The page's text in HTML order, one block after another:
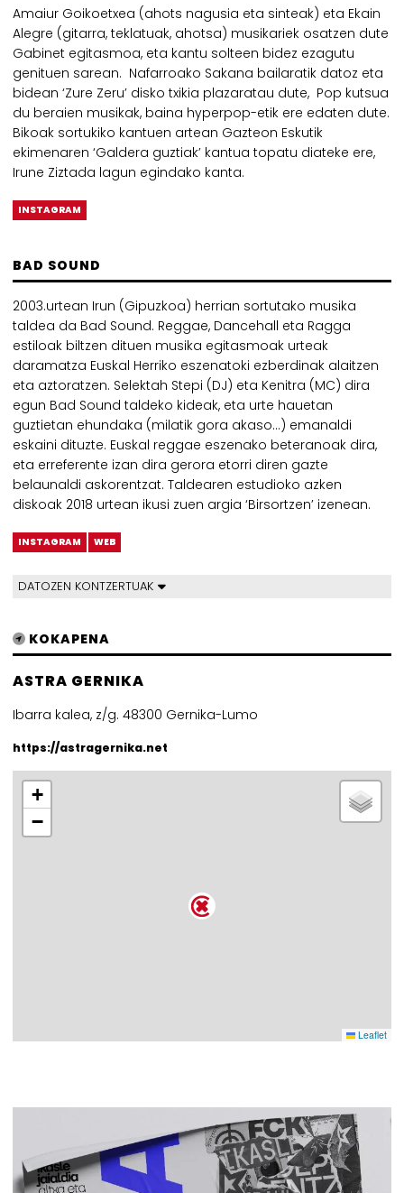
Amaiur Goikoetxea (ahots nagusia eta sinteak) eta Ekain
Alegre (gitarra, teklatuak, ahotsa) musikariek osatzen dute
Gabinet egitasmoa, eta kantu solteen bidez ezagutu
genituen sarean. Nafarroako Sakana bailaratik datoz eta
bidean ‘Zure Zeru’ disko txikia plazaratau dute, Pop kutsua
du beraien musikak, baina hyperpop-etik ere edaten dute.
Bikoak sortukiko kantuen artean Gazteon Eskutik
ekimenaren ‘Galdera guztiak’ kantua topatu diateke ere,
Irune Ziztada lagun egindako kanta.
INSTAGRAM
BAD SOUND
2003.urtean Irun (Gipuzkoa) herrian sortutako musika
taldea da Bad Sound. Reggae, Dancehall eta Ragga
estiloak biltzen dituen musika egitasmoak urteak
daramatza Euskal Herriko eszenatoki ezberdinak alaitzen
eta aztoratzen. Selektah Stepi (DJ) eta Kenitra (MC) dira
egun Bad Sound taldeko kideak, eta urte hauetan
guztietan ehundaka (milatik gora akaso…) emanaldi
eskaini dituzte. Euskal reggae eszenako beteranoak dira,
eta erreferente izan dira gerora etorri diren gazte
belaunaldi askorentzat. Taldearen estudioko azken
diskoak 2018 urtean ikusi zuen argia ‘Birsortzen’ izenean.
INSTAGRAM WEB
DATOZEN KONTZERTUAK
KOKAPENA
ASTRA GERNIKA
Ibarra kalea, z/g. 48300 Gernika-Lumo
https://astragernika.net
+
−
Leaflet